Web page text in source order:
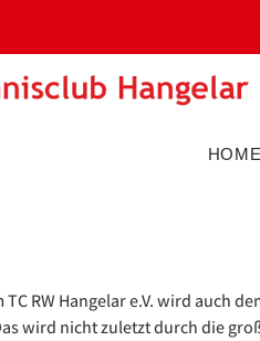
HOME
RW Hangelar e.V. wird auch
wird nicht zuletzt durch die